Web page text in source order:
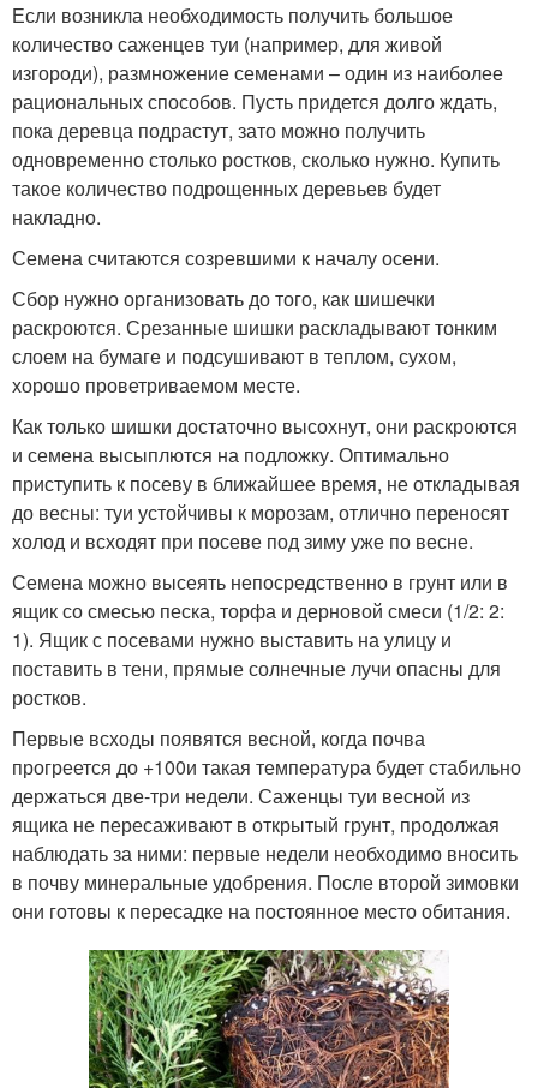
Если возникла необходимость получить большое
количество саженцев туи (например, для живой
изгороди), размножение семенами – один из наиболее
рациональных способов. Пусть придется долго ждать,
пока деревца подрастут, зато можно получить
одновременно столько ростков, сколько нужно. Купить
такое количество подрощенных деревьев будет
накладно.
Семена считаются созревшими к началу осени.
Сбор нужно организовать до того, как шишечки
раскроются. Срезанные шишки раскладывают тонким
слоем на бумаге и подсушивают в теплом, сухом,
хорошо проветриваемом месте.
Как только шишки достаточно высохнут, они раскроются
и семена высыплются на подложку. Оптимально
приступить к посеву в ближайшее время, не откладывая
до весны: туи устойчивы к морозам, отлично переносят
холод и всходят при посеве под зиму уже по весне.
Семена можно высеять непосредственно в грунт или в
ящик со смесью песка, торфа и дерновой смеси (1/2: 2:
1). Ящик с посевами нужно выставить на улицу и
поставить в тени, прямые солнечные лучи опасны для
ростков.
Первые всходы появятся весной, когда почва
прогреется до +100и такая температура будет стабильно
держаться две-три недели. Саженцы туи весной из
ящика не пересаживают в открытый грунт, продолжая
наблюдать за ними: первые недели необходимо вносить
в почву минеральные удобрения. После второй зимовки
они готовы к пересадке на постоянное место обитания.